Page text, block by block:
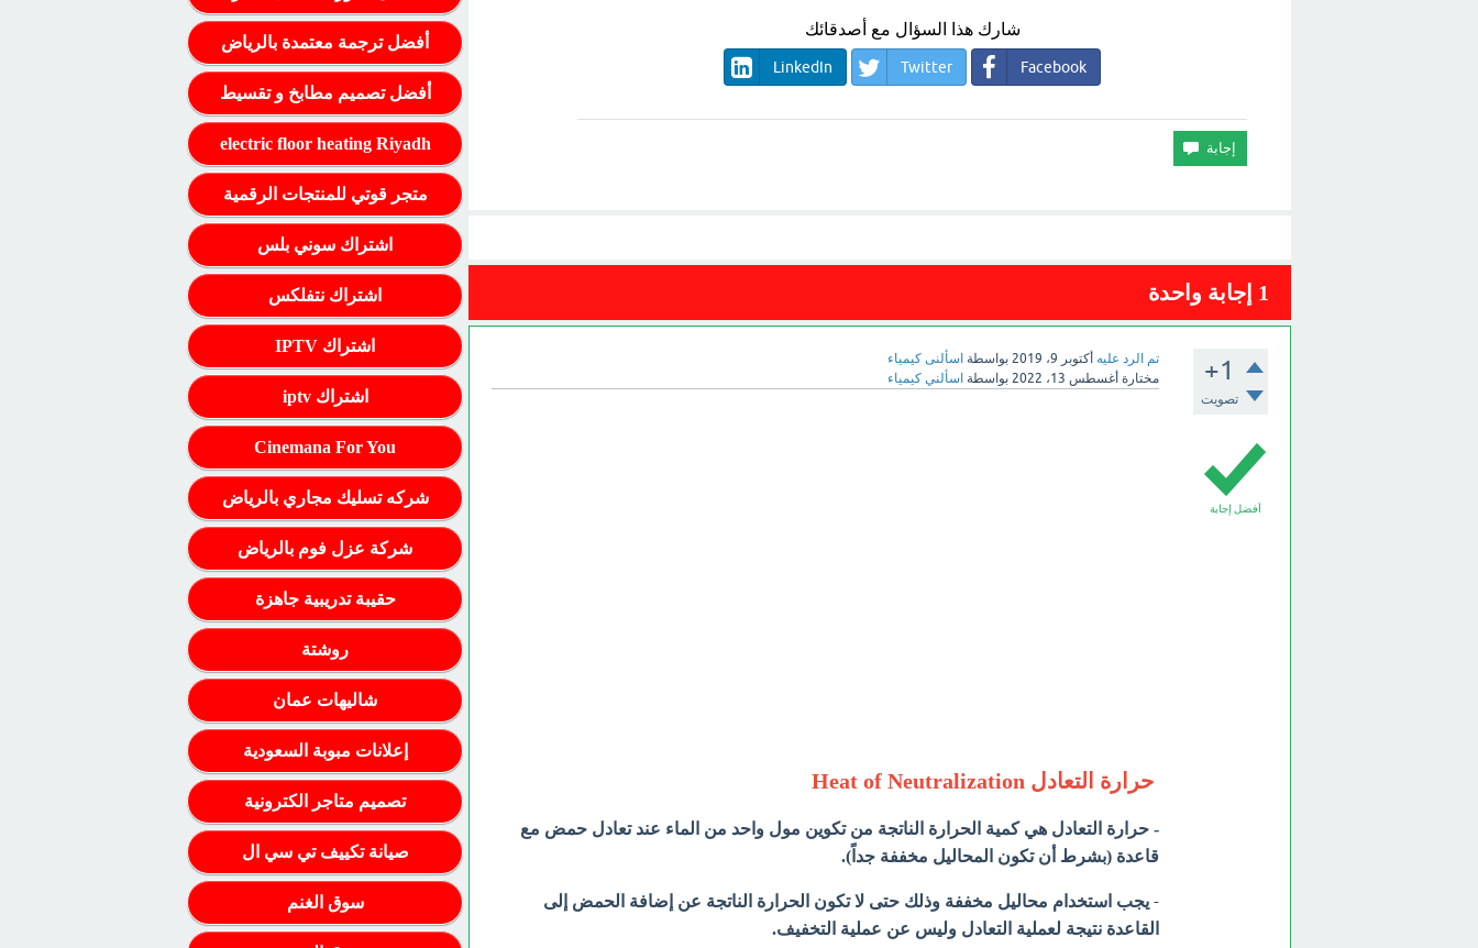
شارك هذا السؤال مع أصدقائك
Facebook
Twitter
LinkedIn
1 إجابة واحدة
+1
تصويت
تم الرد عليه أكتوبر 9، 2019 بواسطة اسألنى كيمياء
مختارة أغسطس 13، 2022 بواسطة اسألني كيمياء
أفضل إجابة
حرارة التعادل Heat of Neutralization
- حرارة التعادل هي كمية الحرارة الناتجة من تكوين مول واحد من الماء عند تعادل حمض مع
قاعدة (بشرط أن تكون المحاليل مخففة جداً).
-يجب استخدام محاليل مخففة وذلك حتى لا تكون الحرارة الناتجة عن إضافة الحمض إلى
القاعدة نتيجة لعملية التعادل وليس عن عملية التخفيف.
أفضل ترجمة معتمدة بالرياض
أفضل تصميم مطابخ و تقسيط
electric floor heating Riyadh
متجر قوتي للمنتجات الرقمية
اشتراك سوني بلس
اشتراك نتفلكس
اشتراك IPTV
اشتراك iptv
Cinemana For You
شركه تسليك مجاري بالرياض
شركة عزل فوم بالرياض
حقيبة تدريبية جاهزة
روشتة
شاليهات عمان
إعلانات مبوبة السعودية
تصميم متاجر الكترونية
صيانة تكييف تي سي ال
سوق الغنم